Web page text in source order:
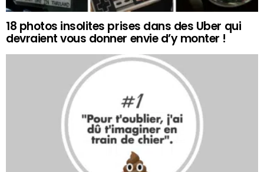
18 photos insolites prises dans des Uber qui
devraient vous donner envie d’y monter !